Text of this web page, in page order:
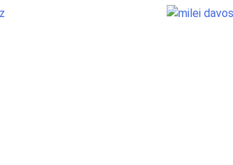
El Senado aprobó la ley de